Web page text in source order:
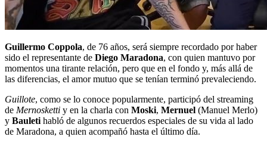
Guillermo Coppola, de 76 años, será siempre recordado por haber
sido el representante de Diego Maradona, con quien mantuvo por
momentos una tirante relación, pero que en el fondo y, más allá de
las diferencias, el amor mutuo que se tenían terminó prevaleciendo.
Guillote, como se lo conoce popularmente, participó del streaming
de Mernosketti y en la charla con Moski, Mernuel (Manuel Merlo)
y Bauleti habló de algunos recuerdos especiales de su vida al lado
de Maradona, a quien acompañó hasta el último día.